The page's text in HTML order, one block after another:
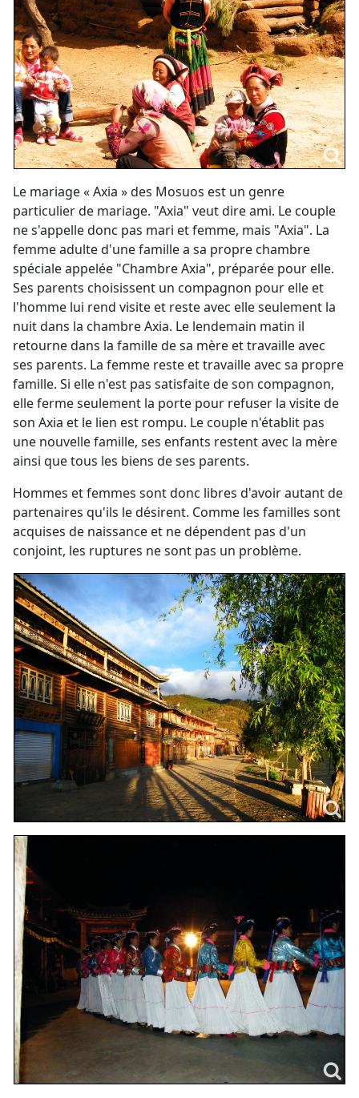
Le mariage « Axia » des Mosuos est un genre
particulier de mariage. "Axia" veut dire ami. Le couple
ne s'appelle donc pas mari et femme, mais "Axia". La
femme adulte d'une famille a sa propre chambre
spéciale appelée "Chambre Axia", préparée pour elle.
Ses parents choisissent un compagnon pour elle et
l'homme lui rend visite et reste avec elle seulement la
nuit dans la chambre Axia. Le lendemain matin il
retourne dans la famille de sa mère et travaille avec
ses parents. La femme reste et travaille avec sa propre
famille. Si elle n'est pas satisfaite de son compagnon,
elle ferme seulement la porte pour refuser la visite de
son Axia et le lien est rompu. Le couple n'établit pas
une nouvelle famille, ses enfants restent avec la mère
ainsi que tous les biens de ses parents.
Hommes et femmes sont donc libres d'avoir autant de
partenaires qu'ils le désirent. Comme les familles sont
acquises de naissance et ne dépendent pas d'un
conjoint, les ruptures ne sont pas un problème.